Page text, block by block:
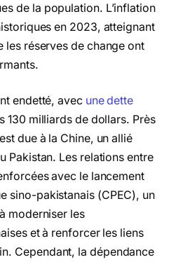
de la population. L’inflation
en 2023, atteignant
les réserves de change ont
endetté, avec une dette
130 milliards de dollars. Près
due à la Chine, un allié
Pakistan. Les relations entre
avec le lancement
sino-pakistanais (CPEC), un
moderniser les
et à renforcer les liens
Cependant, la dépendance